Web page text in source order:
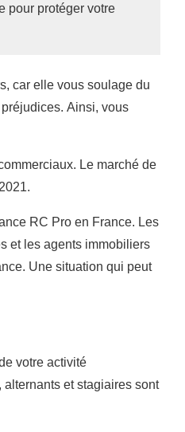
pour protéger votre
car elle vous soulage du
Ainsi, vous
Le marché de
RC Pro en France. Les
et les agents immobiliers
Une situation qui peut
votre activité
alternants et stagiaires sont